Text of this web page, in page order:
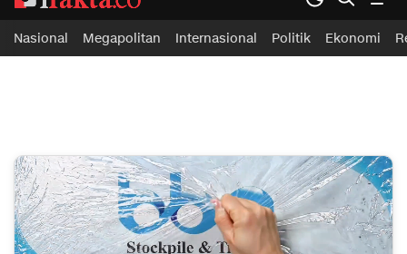
ifakta.co
#pastibenar
Nasional Megapolitan Internasional Politik Ekonomi